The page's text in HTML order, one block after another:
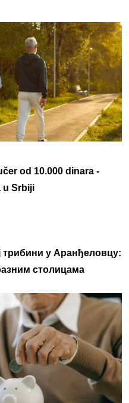
od 10.000 dinara -
u Srbiji
трибини у Аранђеловцу:
столицама